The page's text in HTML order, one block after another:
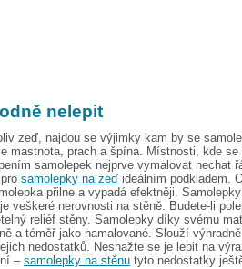
nelepit
zeď, najdou se výjimky kam by se
mastnota, prach a špína. Místnosti, kde se
samolepek nejprve vymalovat nechat
samolepky na zeďideálním podkladem.
přilne a vypadá efektněji.
veškeré nerovnosti na stěně. Budete-li
reliéf stěny. Samolepky díky svému
a téměř jako namalované. Slouží
nedostatků. Nesnažte se je lepit na
– samolepky na stěnu tyto nedostatky